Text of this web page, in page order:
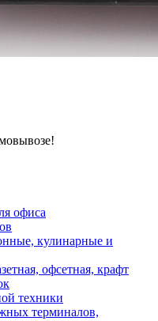
офиса
кулинарные и
офсетная, крафт
техники
терминалов,